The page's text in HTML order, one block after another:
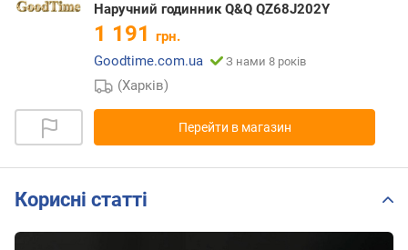
Наручний годинник Q&Q QZ68J202Y
1 191 грн.
Goodtime.com.ua
З нами 8 років
(Харків)
Перейти в магазин
Корисні статті